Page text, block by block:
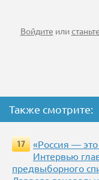
Войдите или
Также смотрите:
17
«Россия —
Интервью
предвыборного